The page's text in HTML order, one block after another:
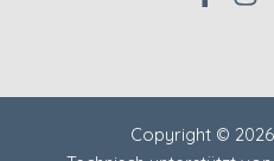
Copyright ©